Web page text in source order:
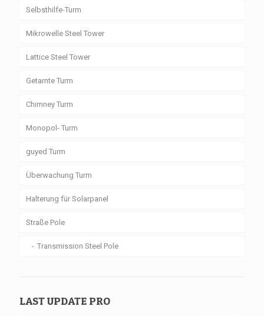
Selbsthilfe-Turm
Mikrowelle Steel Tower
Lattice Steel Tower
Getarnte Turm
Chimney Turm
Monopol- Turm
guyed Turm
Überwachung Turm
Halterung für Solarpanel
Straße Pole
Transmission Steel Pole
LAST UPDATE PRO